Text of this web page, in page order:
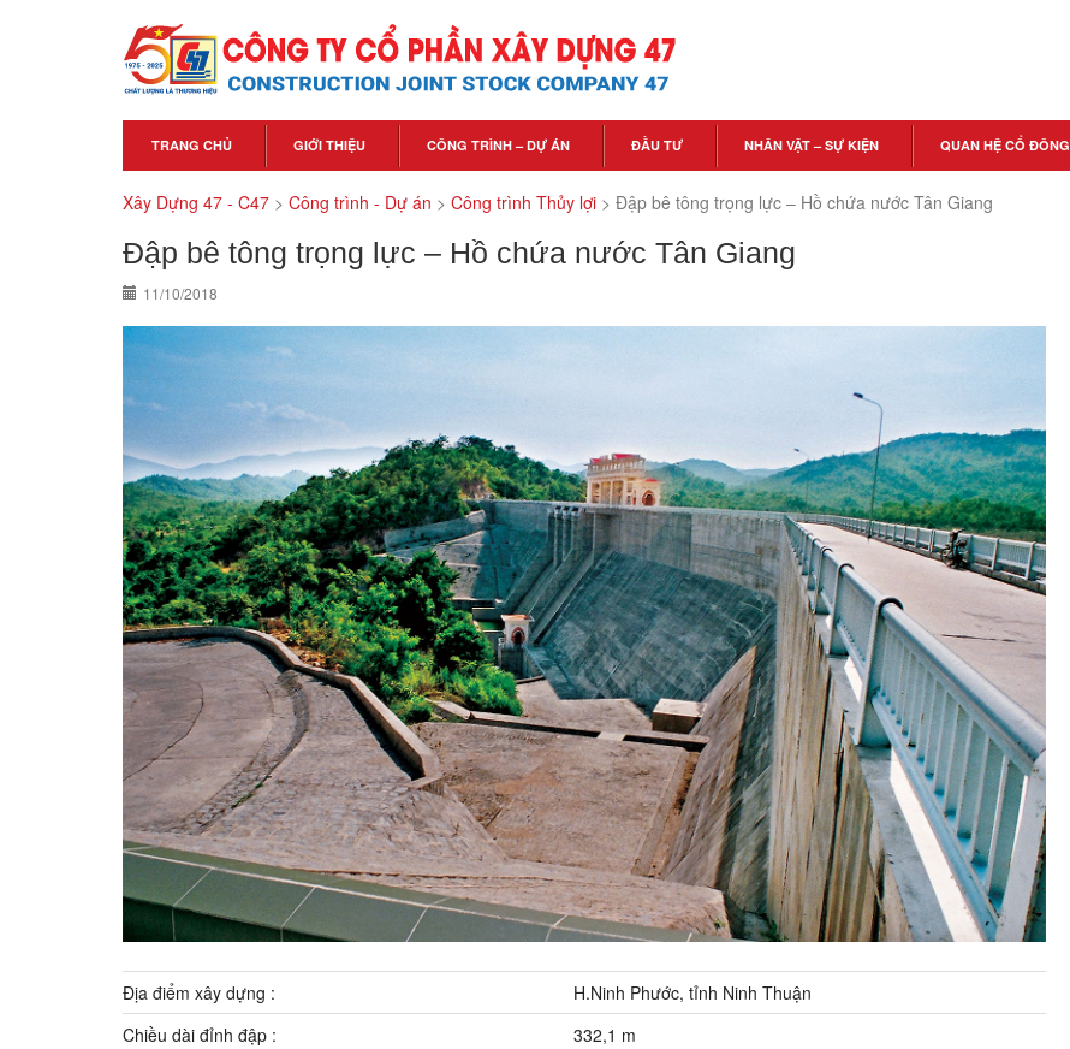
TRANG CHỦ GIỚI THIỆU CÔNG TRÌNH – DỰ ÁN ĐẦU TƯ NHÂN VẬT – SỰ KIỆN QUAN HỆ CỔ ĐÔNG
Xây Dựng 47 - C47 > Công trình - Dự án > Công trình Thủy lợi > Đập bê tông trọng lực – Hồ chứa nước Tân Giang
Đập bê tông trọng lực – Hồ chứa nước Tân Giang
11/10/2018
Địa điểm xây dựng :
H.Ninh Phước, tỉnh Ninh Thuận
Chiều dài đỉnh đập :
332,1 m